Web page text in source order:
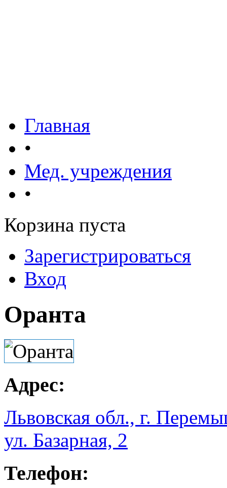
Главная
•
Мед. учреждения
•
Корзина пуста
Зарегистрироваться
Вход
Оранта
Адрес:
Львовская обл., г.
ул. Базарная, 2
Телефон: